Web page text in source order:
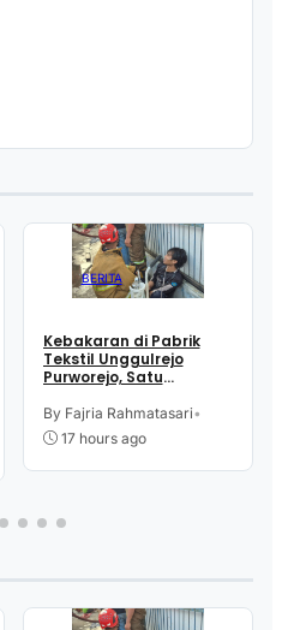
BERITA
Kebakaran di Pabrik
Tekstil Unggulrejo
Purworejo, Satu
Tulang, Petugas
Damkar Sesak Nafas
By Fajria Rahmatasari•
17 hours ago